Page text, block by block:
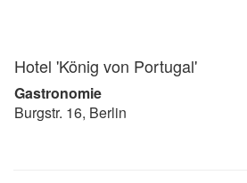
Hotel 'König von Portugal'
Gastronomie
Burgstr. 16, Berlin